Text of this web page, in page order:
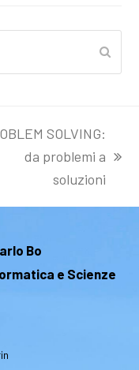
SOLVING:
da problemi a
soluzioni
Bo
e Scienze